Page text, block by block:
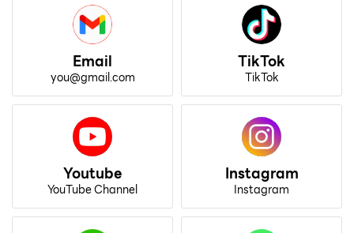
Email
you@gmail.com
TikTok
TikTok
Youtube
YouTube Channel
Instagram
Instagram